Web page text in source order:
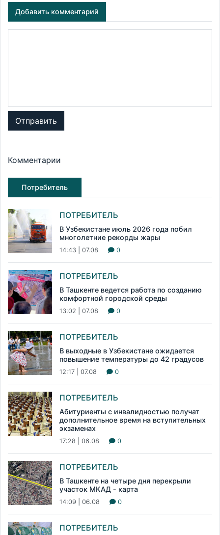
Добавить комментарий
Отправить
Комментарии
Потребитель
ПОТРЕБИТЕЛЬ
В Узбекистане июль 2026 года побил
многолетние рекорды жары
14:43 | 07.08 0
ПОТРЕБИТЕЛЬ
В Ташкенте ведется работа по созданию
комфортной городской среды
13:02 | 07.08 0
ПОТРЕБИТЕЛЬ
В выходные в Узбекистане ожидается
повышение температуры до 42 градусов
12:17 | 07.08 0
ПОТРЕБИТЕЛЬ
Абитуриенты с инвалидностью получат
дополнительное время на вступительных
экзаменах
17:28 | 06.08 0
ПОТРЕБИТЕЛЬ
В Ташкенте на четыре дня перекрыли
участок МКАД - карта
14:09 | 06.08 0
ПОТРЕБИТЕЛЬ